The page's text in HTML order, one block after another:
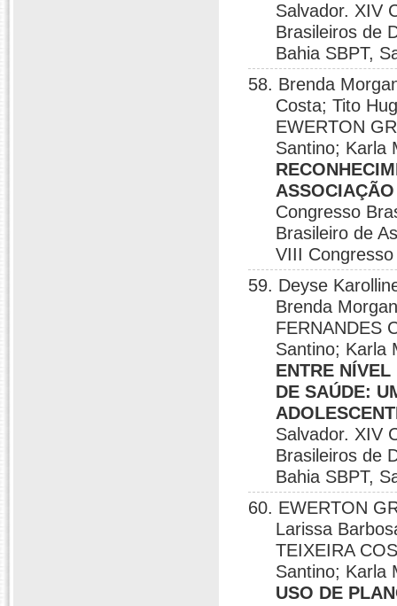
Salvador. XIV
Brasileiros de
Bahia SBPT,
58. Brenda
Costa; Tito
EWERTON
Santino; Karla
Congresso
Brasileiro de
VIII
59. Deyse
Brenda
FERNANDES
Santino; Karla
ENTRE
DE SAÚDE:
Salvador. XIV
Brasileiros de
Bahia SBPT,
60. EWERTON
Larissa
TEIXEIRA
Santino; Karla
USO DE